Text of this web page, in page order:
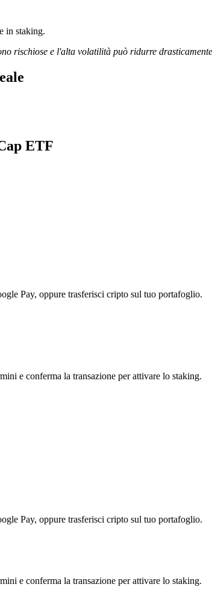
in staking.
rischiose e l'alta volatilità può ridurre
ETF
Pay, oppure trasferisci cripto sul tuo portafoglio.
e conferma la transazione per attivare lo staking.
Pay, oppure trasferisci cripto sul tuo portafoglio.
e conferma la transazione per attivare lo staking.